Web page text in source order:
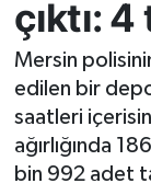
çıktı:
Mersin
edilen bir
saatleri
ağırlığında
bin 992 adet
Kültür-
Resmi İlan
Sağlık
Siyaset